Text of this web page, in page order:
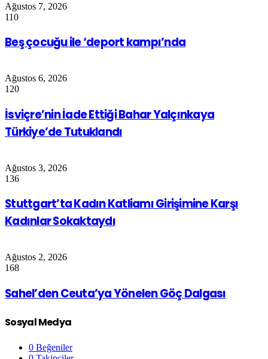
Ağustos 7, 2026
110
Beş çocuğu ile ‘deport kampı’nda
Ağustos 6, 2026
120
İsviçre’nin İade Ettiği Bahar Yalçınkaya
Türkiye’de Tutuklandı
Ağustos 3, 2026
136
Stuttgart’ta Kadın Katliamı Girişimine Karşı
Kadınlar Sokaktaydı
Ağustos 2, 2026
168
Sahel’den Ceuta’ya Yönelen Göç Dalgası
Sosyal Medya
0 Beğeniler